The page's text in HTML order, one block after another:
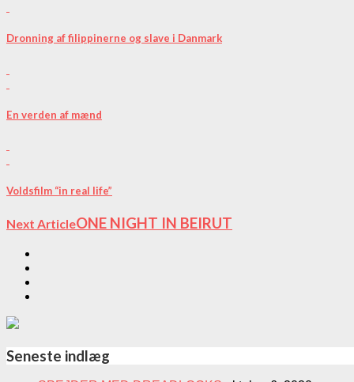
Dronning af filippinerne og slave i Danmark
En verden af mænd
Voldsfilm “in real life”
Next ArticleONE NIGHT IN BEIRUT
Seneste indlæg